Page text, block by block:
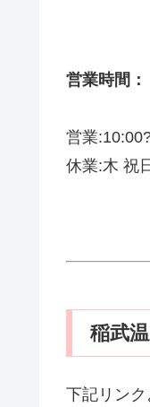
営業時間：
営業
休業:木 祝
稲武
下記リン